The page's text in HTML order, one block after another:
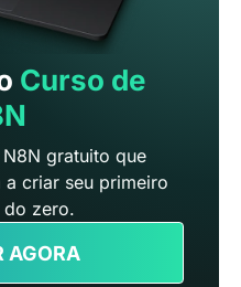
Curso de
gratuito que
criar seu primeiro
do zero.
AGORA